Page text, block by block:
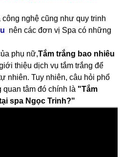
nghệ cũng như quy trinh
nên các đơn vị Spa có những
phụ nữ,Tắm trắng bao nhiêu
thiệu dịch vụ tắm trắng để
nhiên. Tuy nhiên, câu hỏi phổ
quan tâm đó chính là "Tắm
spa Ngọc Trinh?"